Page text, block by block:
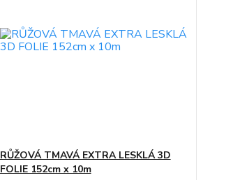
RŮŽOVÁ TMAVÁ EXTRA LESKLÁ 3D
FOLIE 152cm x 10m